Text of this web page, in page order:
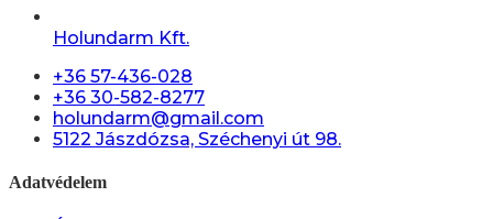
Holundarm Kft.
+36 57-436-028
+36 30-582-8277
holundarm@gmail.com
5122 Jászdózsa, Széchenyi út 98.
Adatvédelem